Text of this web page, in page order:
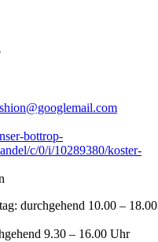
bottrop-
c/0/i/10289380/koster-
durchgehend 10.00 – 18.00
9.30 – 16.00 Uhr